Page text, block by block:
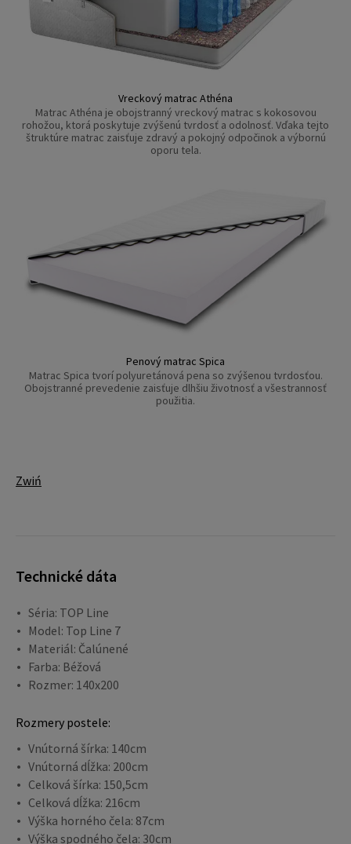
Vreckový matrac Athéna
Matrac Athéna je obojstranný vreckový matrac s kokosovou
rohožou, ktorá poskytuje zvýšenú tvrdosť a odolnosť. Vďaka tejto
štruktúre matrac zaisťuje zdravý a pokojný odpočinok a výbornú
oporu tela.
Penový matrac Spica
Matrac Spica tvorí polyuretánová pena so zvýšenou tvrdosťou.
Obojstranné prevedenie zaisťuje dlhšiu životnosť a všestrannosť
použitia.
Zwiń
Technické dáta
Séria: TOP Line
Model: Top Line 7
Materiál: Čalúnené
Farba: Béžová
Rozmer: 140x200
Rozmery postele:
Vnútorná šírka: 140cm
Vnútorná dĺžka: 200cm
Celková šírka: 150,5cm
Celková dĺžka: 216cm
Výška horného čela: 87cm
Výška spodného čela: 30cm